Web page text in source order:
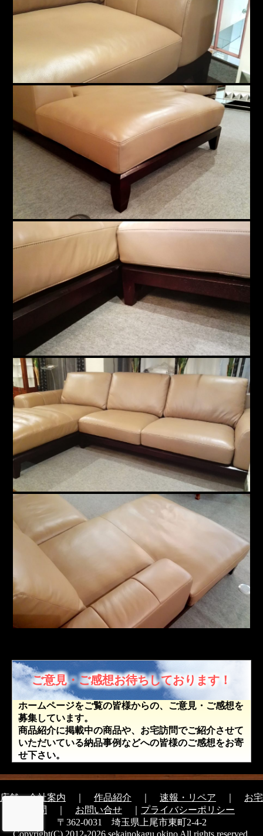
ご意見・ご感想お待ちしております！
ホームページをご覧の皆様からの、ご意見・ご感想を
募集しています。
商品紹介に掲載中の商品や、お宅訪問でご紹介させて
いただいている納品事例などへの皆様のご感想をお寄
せ下さい。
店舗・会社案内 作品紹介 速報・リペア
お宅
訪問
お問い合せ
プライバシーポリシー
〒362-0031 埼玉県上尾市東町2-4-2
Copyright(C) 2012-2026 sekainokagu okino All rights reserved.